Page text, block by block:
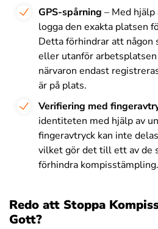
GPS-spårning – Med hjälp
logga den exakta platsen
Detta förhindrar att någon
eller utanför
närvaron endast
är på plats.
Verifiering med
identiteten med hjälp av
fingeravtryck kan inte
vilket gör det till ett av de
förhindra kompisstämpling.
Redo att Stoppa
Gott?